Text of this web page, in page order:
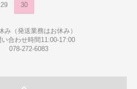
29 30
み（発送業務はお休み）
合わせ時間11:00-17:00
078-272-6083